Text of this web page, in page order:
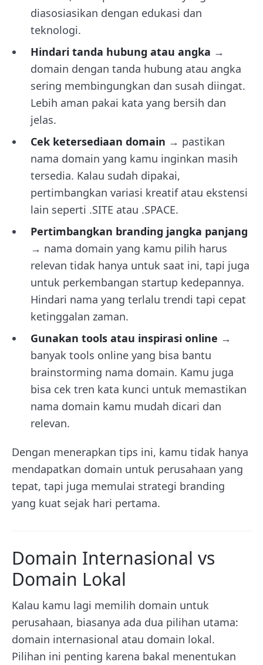
diasosiasikan dengan edukasi dan
teknologi.
Hindari tanda hubung atau angka →
domain dengan tanda hubung atau angka
sering membingungkan dan susah diingat.
Lebih aman pakai kata yang bersih dan
jelas.
Cek ketersediaan domain → pastikan
nama domain yang kamu inginkan masih
tersedia. Kalau sudah dipakai,
pertimbangkan variasi kreatif atau ekstensi
lain seperti .SITE atau .SPACE.
Pertimbangkan branding jangka panjang
→ nama domain yang kamu pilih harus
relevan tidak hanya untuk saat ini, tapi juga
untuk perkembangan startup kedepannya.
Hindari nama yang terlalu trendi tapi cepat
ketinggalan zaman.
Gunakan tools atau inspirasi online →
banyak tools online yang bisa bantu
brainstorming nama domain. Kamu juga
bisa cek tren kata kunci untuk memastikan
nama domain kamu mudah dicari dan
relevan.
Dengan menerapkan tips ini, kamu tidak hanya
mendapatkan domain untuk perusahaan yang
tepat, tapi juga memulai strategi branding
yang kuat sejak hari pertama.
Domain Internasional vs
Domain Lokal
Kalau kamu lagi memilih domain untuk
perusahaan, biasanya ada dua pilihan utama:
domain internasional atau domain lokal.
Pilihan ini penting karena bakal menentukan